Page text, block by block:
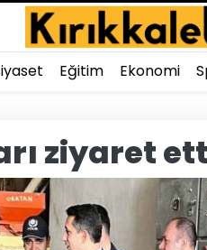
Eğitim Ekonomi
ziyaret